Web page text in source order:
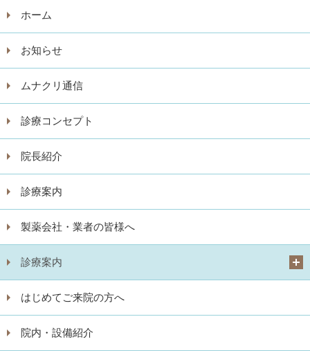
ホーム
お知らせ
ムナクリ通信
診療コンセプト
院長紹介
診療案内
製薬会社・業者の皆様へ
診療案内
はじめてご来院の方へ
院内・設備紹介